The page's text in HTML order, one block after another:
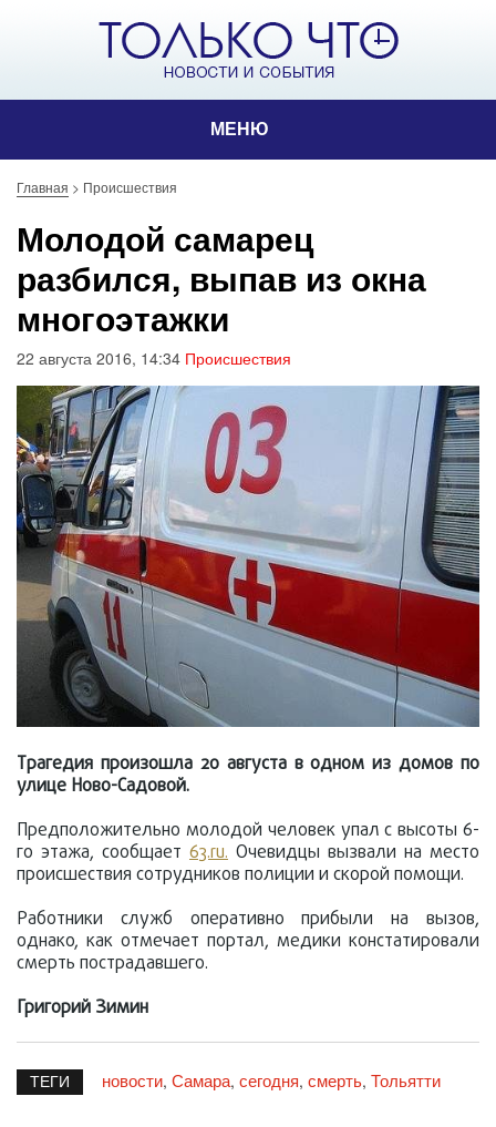
МЕНЮ
Главная > Происшествия
Молодой самарец
разбился, выпав из окна
многоэтажки
22 августа 2016, 14:34 Происшествия
Трагедия произошла 20 августа в одном из домов по
улице Ново-Садовой.
Предположительно молодой человек упал с высоты 6-
го этажа, сообщает 63.ru. Очевидцы вызвали на место
происшествия сотрудников полиции и скорой помощи.
Работники служб оперативно прибыли на вызов,
однако, как отмечает портал, медики констатировали
смерть пострадавшего.
Григорий Зимин
ТЕГИ новости, Самара, сегодня, смерть, Тольятти